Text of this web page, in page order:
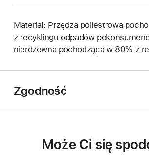
Materiał: Przędza poliestrowa
z recyklingu odpadów
nierdzewna pochodząca w 80% z
Zgodność
Może Ci się